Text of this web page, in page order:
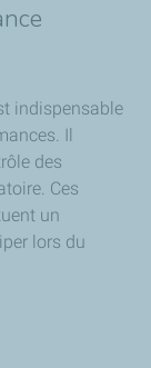
indispensable
Il
des
Ces
un
lors du